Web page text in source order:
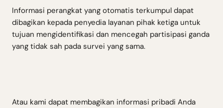
Informasi perangkat yang otomatis terkumpul dapat
dibagikan kepada penyedia layanan pihak ketiga untuk
tujuan mengidentifikasi dan mencegah partisipasi ganda
yang tidak sah pada survei yang sama.
Atau kami dapat membagikan informasi pribadi Anda